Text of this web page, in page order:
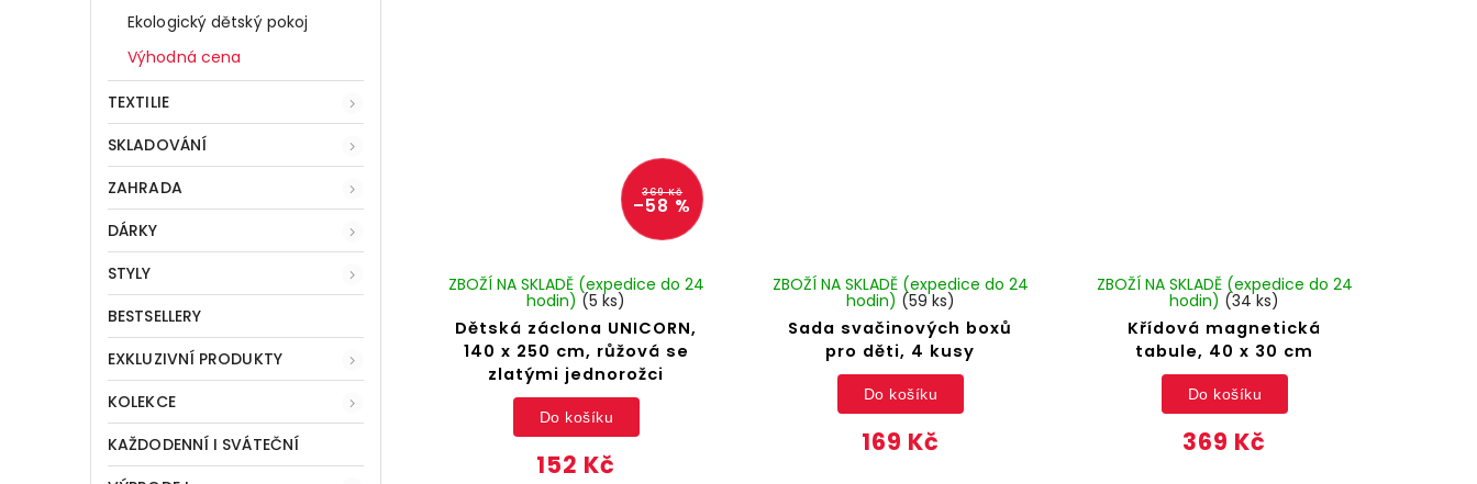
Ekologický dětský pokoj
Výhodná cena
TEXTILIE
SKLADOVÁNÍ
ZAHRADA
DÁRKY
STYLY
BESTSELLERY
EXKLUZIVNÍ PRODUKTY
KOLEKCE
KAŽDODENNÍ I SVÁTEČNÍ
369 Kč
–58 %
Dětská záclona UNICORN,
140 x 250 cm, růžová se
zlatými jednorožci
ZBOŽÍ NA SKLADĚ (expedice do 24
hodin) (5 ks)
152 Kč
Do košíku
Sada svačinových boxů
pro děti, 4 kusy
ZBOŽÍ NA SKLADĚ (expedice do 24
hodin) (59 ks)
169 Kč
Do košíku
Křídová magnetická
tabule, 40 x 30 cm
ZBOŽÍ NA SKLADĚ (expedice do 24
hodin) (34 ks)
369 Kč
Do košíku